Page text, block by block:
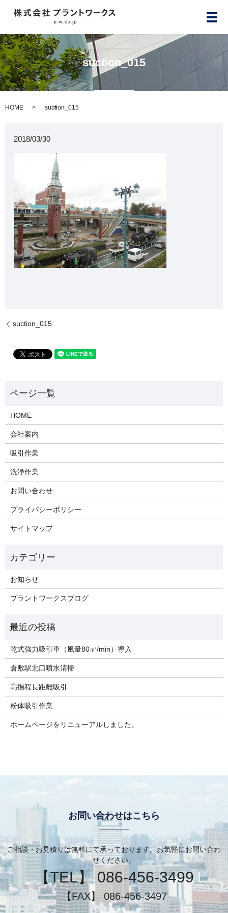
メ
suction_015
HOME suction_015
2018/03/30
suction_015
HOME
会社案内
吸引作業
洗浄作業
お問い合わせ
プライバシーポリシー
サイトマップ
お知らせ
プラントワークスブログ
乾式強力吸引車（風量80㎥/min）導入
倉敷駅北口噴水清掃
高揚程長距離吸引
粉体吸引作業
ホームページをリニューアルしました。
お問い合わせはこちら
ご相談・お見積りは無料にて承っております。お気軽にお問い合わ
せください。
【TEL】 086-456-3499
【FAX】 086-456-3497